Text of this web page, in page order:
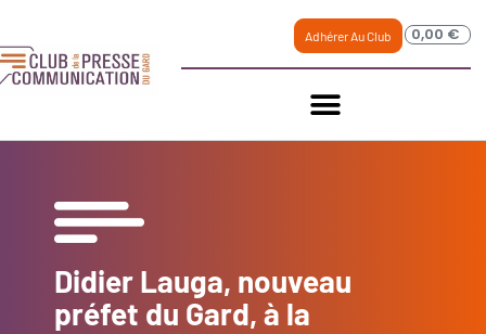
Adhérer Au Club 0,00 €
Didier Lauga, nouveau
préfet du Gard, à la